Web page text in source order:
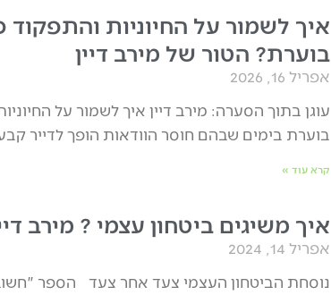
איך לשמור על החיוניות
בוערת? הטור של מירב דיין
אפריל 16, 2026
עוגן בתוך הסערה: מירב דיין איך לשמור על
בוערת בימים שבהם חוסר הוודאות הופך לדייר
קרא עוד »
איך משיגים ביטחון עצמי ? מירב
אפריל 14, 2024
נוסחת הביטחון העצמי צעד אחר צעד הספר